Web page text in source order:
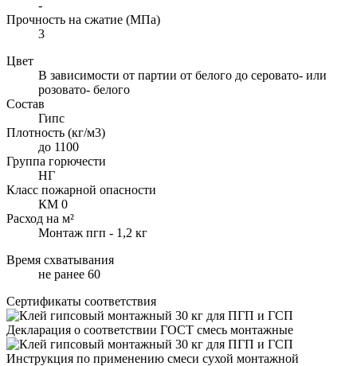
-
Прочность на сжатие (МПа)
3
Цвет
В зависимости от партии от белого до серовато- или
розовато- белого
Состав
Гипс
Плотность (кг/м3)
до 1100
Группа горючести
НГ
Класс пожарной опасности
КМ 0
Расход на м²
Монтаж пгп - 1,2 кг
Время схватывания
не ранее 60
Сертификаты соответствия
Декларация о соответствии ГОСТ смесь монтажные
Инструкция по применению смеси сухой монтажной